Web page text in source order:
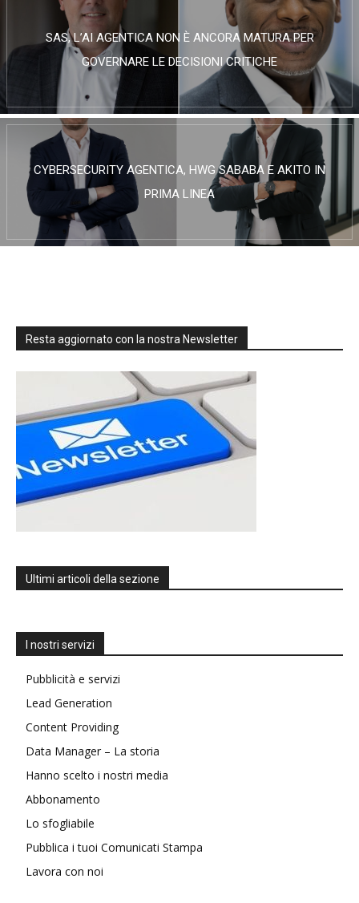
SAS, L’AI AGENTICA NON È ANCORA MATURA PER
GOVERNARE LE DECISIONI CRITICHE
CYBERSECURITY AGENTICA, HWG SABABA E AKITO IN
PRIMA LINEA
Resta aggiornato con la nostra Newsletter
Ultimi articoli della sezione
I nostri servizi
Pubblicità e servizi
Lead Generation
Content Providing
Data Manager – La storia
Hanno scelto i nostri media
Abbonamento
Lo sfogliabile
Pubblica i tuoi Comunicati Stampa
Lavora con noi